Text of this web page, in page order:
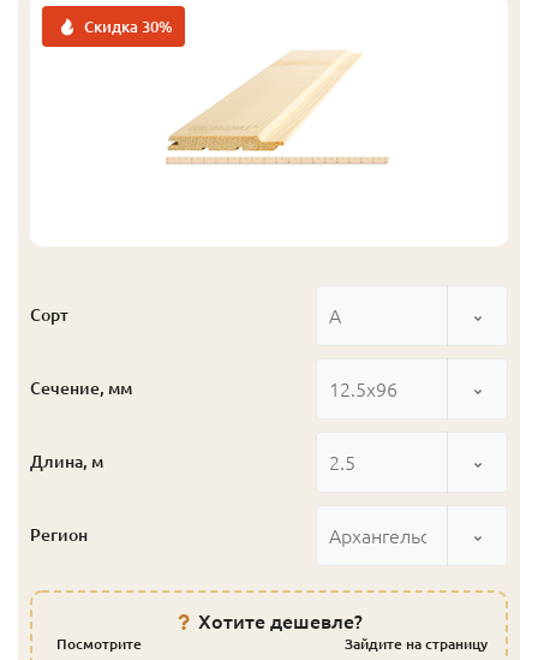
Скидка 30%
Сорт А
Сечение, мм 12.5x96
Длина, м 2.5
Регион Архангельск
Хотите дешевле?
Посмотрите
Зайдите на страницу